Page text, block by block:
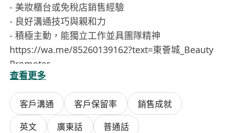
- 美妝櫃台或免稅店銷售經驗
- 良好溝通技巧與親和力
- 積極主動，能獨立工作並具團隊精神
https://wa.me/85260139162?text=東薈城_Beauty
Promoter
查看更多
客戶溝通 客戶保留率
銷售成就
英文
廣東話 普通話